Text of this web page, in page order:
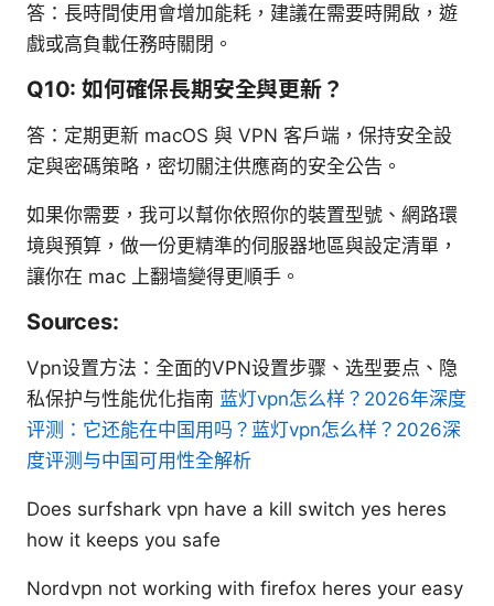
答：長時間使用會增加能耗，建議在需要時開啟，遊
戲或高負載任務時關閉。
Q10: 如何確保長期安全與更新？
答：定期更新 macOS 與 VPN 客戶端，保持安全設
定與密碼策略，密切關注供應商的安全公告。
如果你需要，我可以幫你依照你的裝置型號、網路環
境與預算，做一份更精準的伺服器地區與設定清單，
讓你在 mac 上翻墙變得更順手。
Sources:
Vpn设置方法：全面的VPN设置步骤、选型要点、隐
私保护与性能优化指南 蓝灯vpn怎么样？2026年深度
评测：它还能在中国用吗？蓝灯vpn怎么样？2026深
度评测与中国可用性全解析
Does surfshark vpn have a kill switch yes heres
how it keeps you safe
Nordvpn not working with firefox heres your easy